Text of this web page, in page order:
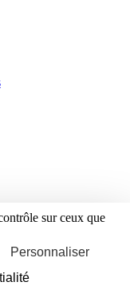
sur ceux que
Personnaliser